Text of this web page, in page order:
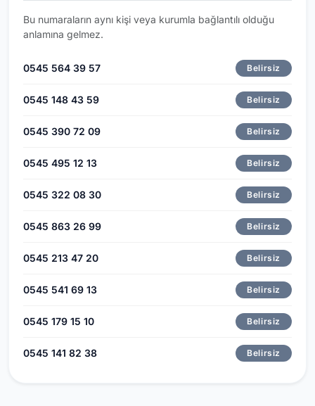
Bu numaraların aynı kişi veya kurumla bağlantılı olduğu
anlamına gelmez.
0545 564 39 57 Belirsiz
0545 148 43 59 Belirsiz
0545 390 72 09 Belirsiz
0545 495 12 13 Belirsiz
0545 322 08 30 Belirsiz
0545 863 26 99 Belirsiz
0545 213 47 20 Belirsiz
0545 541 69 13 Belirsiz
0545 179 15 10 Belirsiz
0545 141 82 38 Belirsiz